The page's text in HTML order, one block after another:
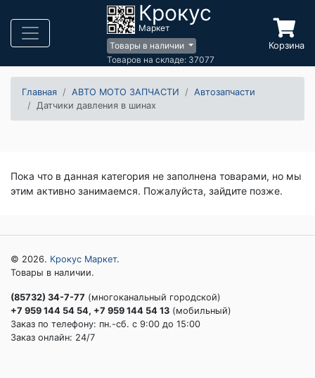
Крокус
Маркет
Товары в наличии
Товаров на складе: 37077
Корзина
Главная АВТО МОТО ЗАПЧАСТИ
Автозапчасти
Датчики давления в шинах
Пока что в данная категория не заполнена товарами, но мы
этим активно занимаемся. Пожалуйста, зайдите позже.
© 2026. Крокус Маркет.
Товары в наличии.
(85732) 34-7-77 (многоканальный городской)
+7 959 144 54 54, +7 959 144 54 13 (мобильный)
Заказ по телефону: пн.-сб. c 9:00 до 15:00
Заказ онлайн: 24/7